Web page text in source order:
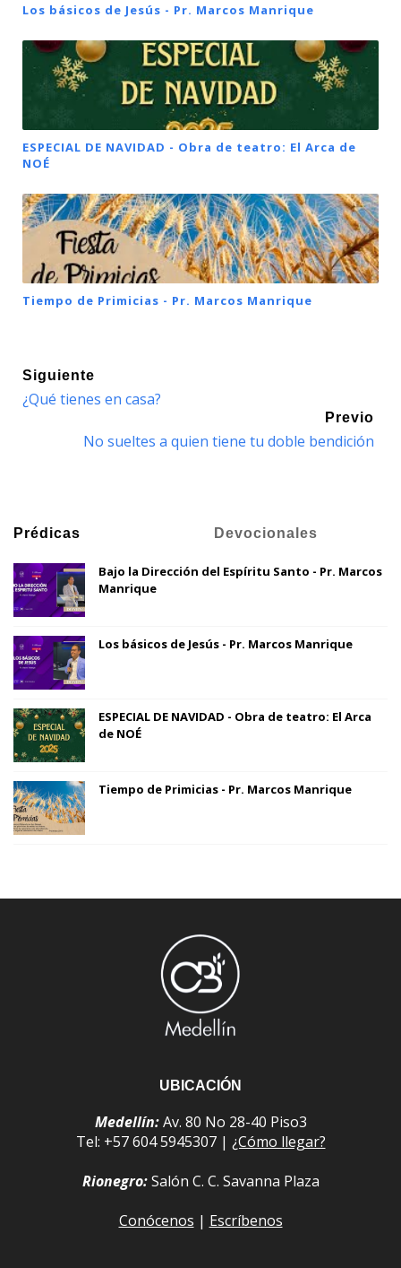
Los básicos de Jesús - Pr. Marcos Manrique
ESPECIAL DE NAVIDAD - Obra de teatro: El Arca de
NOÉ
Tiempo de Primicias - Pr. Marcos Manrique
Siguiente
¿Qué tienes en casa?
Previo
No sueltes a quien tiene tu doble bendición
Prédicas Devocionales
Bajo la Dirección del Espíritu Santo - Pr. Marcos
Manrique
Los básicos de Jesús - Pr. Marcos Manrique
ESPECIAL DE NAVIDAD - Obra de teatro: El Arca
de NOÉ
Tiempo de Primicias - Pr. Marcos Manrique
UBICACIÓN
Medellín:Av. 80 No 28-40 Piso3
Tel: +57 604 5945307 | ¿Cómo llegar?
Rionegro:Salón C. C. Savanna Plaza
Conócenos | Escríbenos